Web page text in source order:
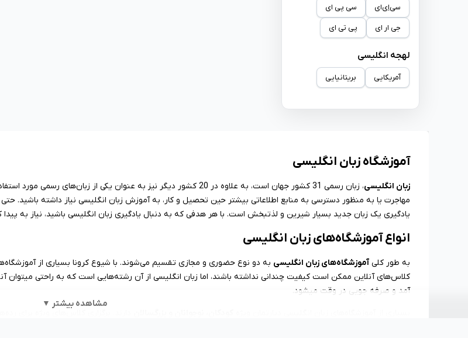
سی‌اِی‌ای سی پی ای
جی ار ای پی تی ای
لهجه انگلیسی
آمریکایی بریتانیایی
مشاهده بیشتر ▼
آموزشگاه زبان انگلیسی
زبان انگلیسی
، زبان رسمی 31 کشور جهان است، به علاوه در 20 کشور دیگر نیز به عنوان یکی
مهاجرت یا به منظور دسترسی به منابع اطلاعاتی بیشتر حین تحصیل و کار، به آموزش زبان انگلیسی نیاز داشته باشید.
یادگیری یک زبان جدید بسیار شیرین و لذتبخش است. با هر هدفی که به دنبال یادگیری زبان انگلیسی باشید، نیاز به
انواع آموزشگاه‌های زبان انگلیسی
به طور کلیآموزشگاه‌های زبان انگلیسی به دو نوع حضوری و مجازی تقسیم می‌شوند. با شیوع کرونا بسیاری از
کلاس‌های آنلاین ممکن است کیفیت چندانی نداشته باشند، اما زبان انگلیسی از آن رشته‌هایی است که به راحتی میتوان
آمد و صرفه جویی در وقت میشود.